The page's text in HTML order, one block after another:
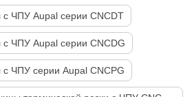
ЧПУ Aupal серии CNCDT
ЧПУ Aupal серии CNCDG
ЧПУ серии Aupal CNCРG